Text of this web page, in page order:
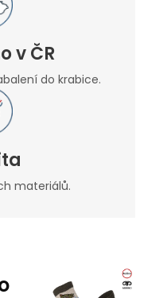
v ČR
do krabice.
materiálů.